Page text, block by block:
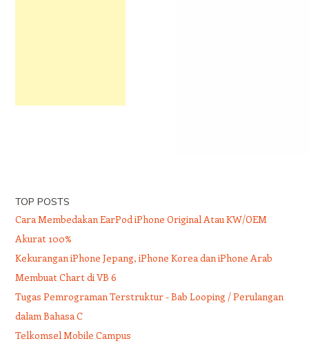
TOP POSTS
Cara Membedakan EarPod iPhone Original Atau KW/OEM
Akurat 100%
Kekurangan iPhone Jepang, iPhone Korea dan iPhone Arab
Membuat Chart di VB 6
Tugas Pemrograman Terstruktur - Bab Looping / Perulangan
dalam Bahasa C
Telkomsel Mobile Campus